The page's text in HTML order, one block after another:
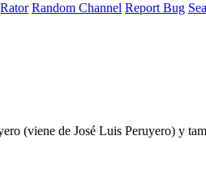
Random Channel Report Bug
(viene de José Luis Peruyero) y